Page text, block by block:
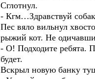
Сглотнул.
- Кгм…Здравствуй
Пес вяло вильнул
рыжий кот. Не
- О! Подходите ребята.
будет.
Вскрыл новую банку